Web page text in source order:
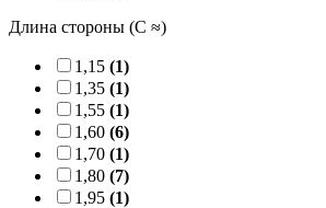
Длина стороны (C ≈)
1,15 (1)
1,35 (1)
1,55 (1)
1,60 (6)
1,70 (1)
1,80 (7)
1,95 (1)